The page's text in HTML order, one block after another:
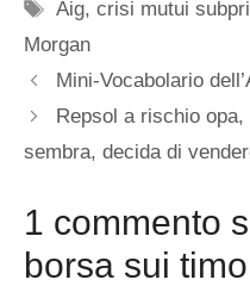
Tag
Aig,crisi mutui
Morgan
Mini-Vocabolario
Repsol a rischio
sembra, decida di
1 commento
borsa sui